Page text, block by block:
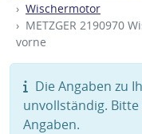
Wischermotor
METZGER 2190970
vorne
Die Angaben zu
unvollständig.
Angaben.